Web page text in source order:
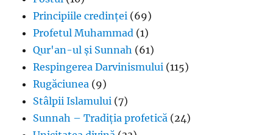
Principiile credinței (69)
Profetul Muhammad (1)
Qur'an-ul și Sunnah (61)
Respingerea Darvinismului (115)
Rugăciunea (9)
Stâlpii Islamului (7)
Sunnah – Tradiția profetică (24)